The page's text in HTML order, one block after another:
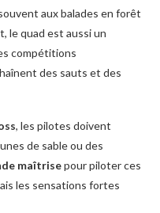
aux balades en forêt
le quad est aussi un
compétitions
des sauts et des
, les pilotes doivent
de sable ou des
maîtrisepour piloter ces
les sensations fortes